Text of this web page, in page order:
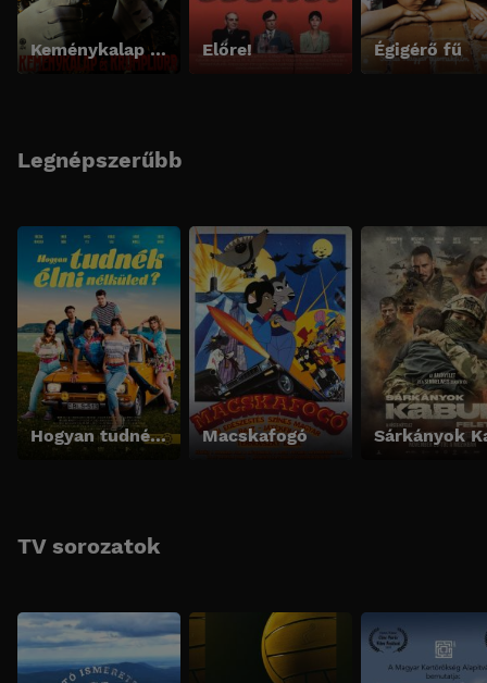
Keménykalap és krumpliorr Előre! Égigérő fű
Legnépszerűbb
Hogyan tudnék élni nélküled? Macskafogó
TV sorozatok